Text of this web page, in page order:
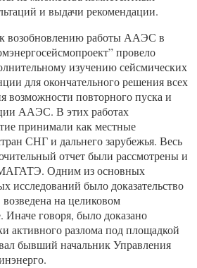
и выдачи рекомендации.
возобновлению работы ААЭС в
провело
изучению сейсмических
для окончательного решения всех
возможности повторного пуска и
ААЭС. В этих работах
принимали как местные
СНГ и дальнего зарубежья. Весь
отчет были рассмотрены и
Одним из основных
исследований было доказательство
на целиковом
говоря, было доказано
активного разлома под площадкой
бывший начальник Управления